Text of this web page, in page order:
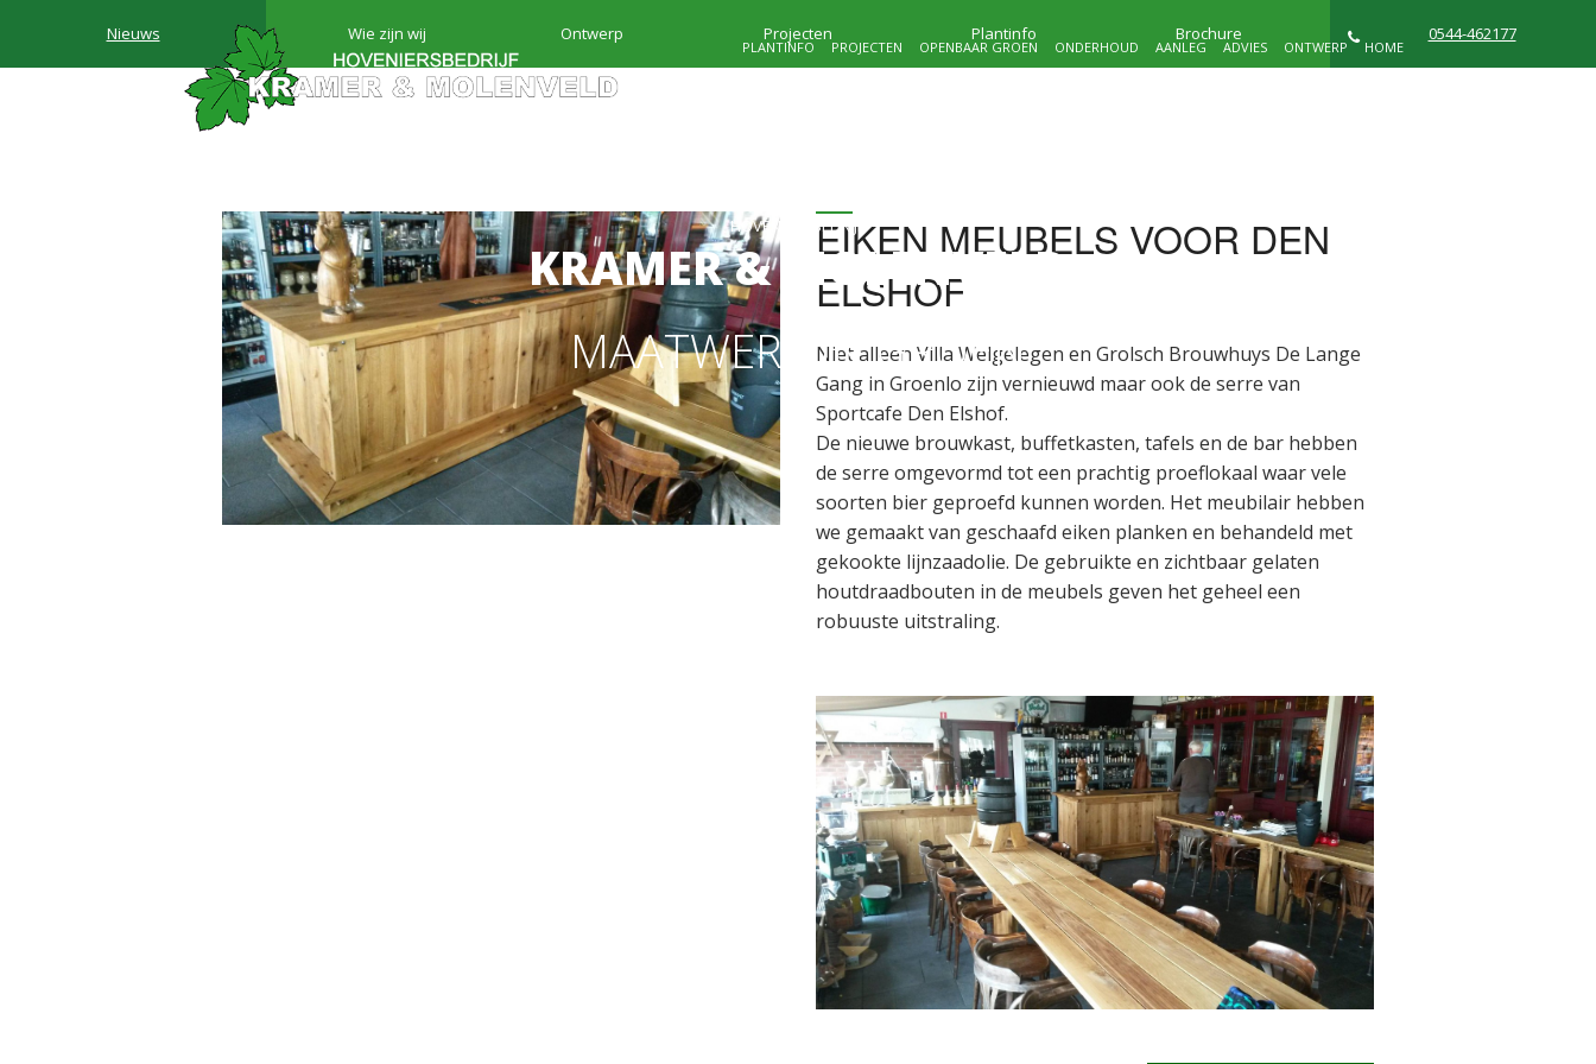
HOVENIERSBEDRIJF
KRAMER & MOLENVELD
MAATWERK IN GROEN
HOME
ONTWERP
ADVIES
AANLEG
ONDERHOUD
OPENBAAR GROEN
PROJECTEN
PLANTINFO
Nieuws Wie zijn wij Ontwerp Projecten Plantinfo Brochure 0544-462177
EIKEN MEUBELS VOOR DEN
ELSHOF
Niet alleen Villa Welgelegen en Grolsch Brouwhuys De Lange
Gang in Groenlo zijn vernieuwd maar ook de serre van
Sportcafe Den Elshof.
De nieuwe brouwkast, buffetkasten, tafels en de bar hebben
de serre omgevormd tot een prachtig proeflokaal waar vele
soorten bier geproefd kunnen worden. Het meubilair hebben
we gemaakt van geschaafd eiken planken en behandeld met
gekookte lijnzaadolie. De gebruikte en zichtbaar gelaten
houtdraadbouten in de meubels geven het geheel een
robuuste uitstraling.